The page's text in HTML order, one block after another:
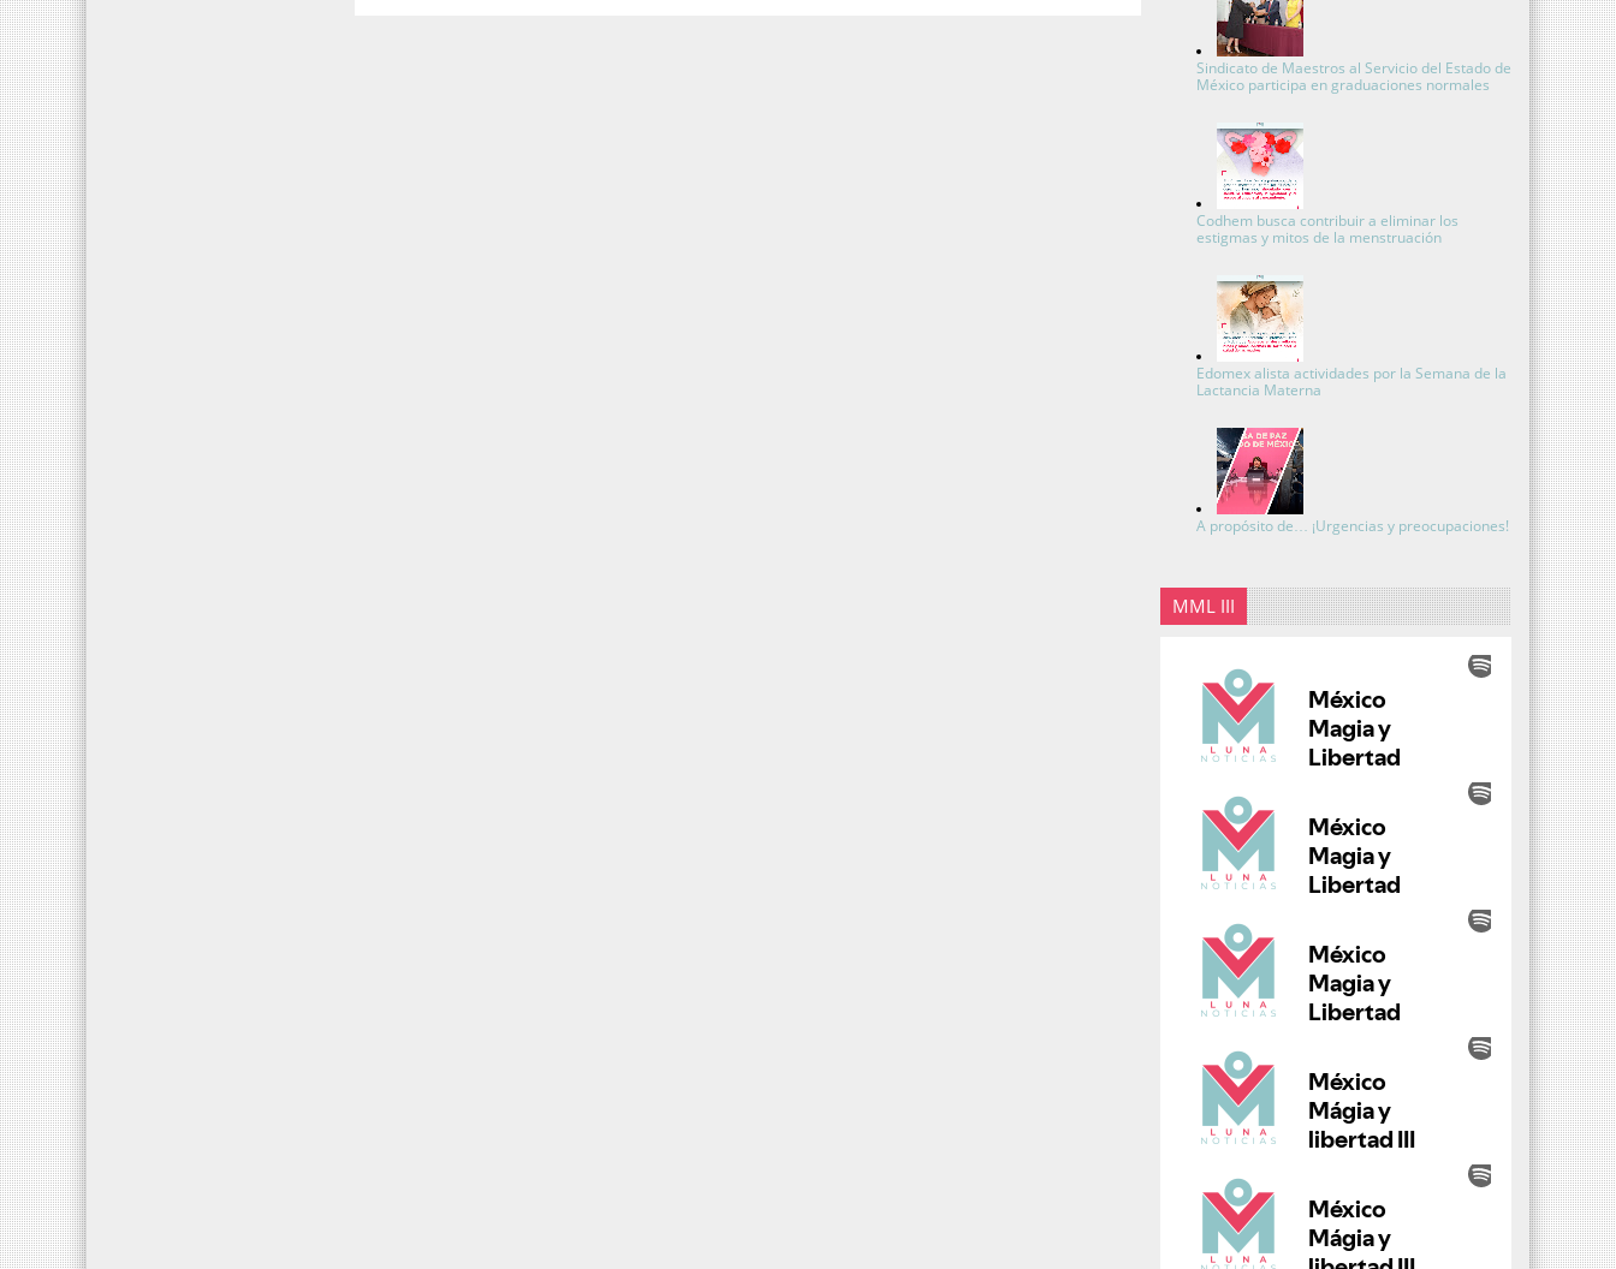
Sindicato de Maestros al Servicio del Estado de
México participa en graduaciones normales
Codhem busca contribuir a eliminar los
estigmas y mitos de la menstruación
Edomex alista actividades por la Semana de la
Lactancia Materna
A propósito de… ¡Urgencias y preocupaciones!
MML III